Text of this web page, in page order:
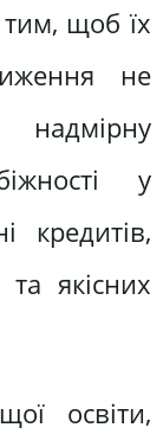
тим, щоб їх
не
у
кредитів,
якісних
освіти,